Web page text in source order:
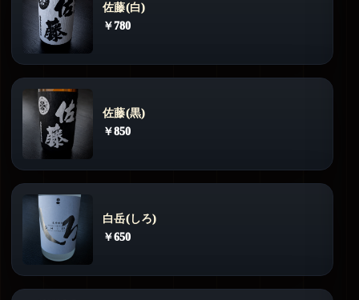
佐藤(白)
￥780
佐藤(黒)
￥850
白岳(しろ)
￥650